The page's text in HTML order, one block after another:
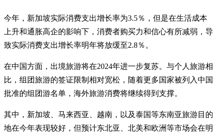
今年，新加坡实际消费支出增长率为3.5％，但是在生活成本
上升和通胀高企的影响下，消费者购买力和信心有所减弱，导
致实际消费支出增长率明年将放缓至2.8％。
在中国方面，出境旅游将在2024年进一步复苏。与个人旅游相
比，组团旅游的签证限制相对宽松，随着更多国家被列入中国
批准的组团游名单，海外旅游消费将继续得到支撑。
其中，新加坡、马来西亚、越南，以及泰国等东南亚旅游目的
地在今年表现较好，但预计东北亚、北美和欧洲等市场会在明